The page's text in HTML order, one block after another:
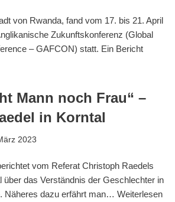
von Rwanda, fand vom 17. bis 21. April
Zukunftskonferenz (Global
– GAFCON) statt. Ein Bericht
Mann noch Frau“ –
in Korntal
2023
vom Referat Christoph Raedels
über das Verständnis der Geschlechter in
Näheres dazu erfährt man… Weiterlesen